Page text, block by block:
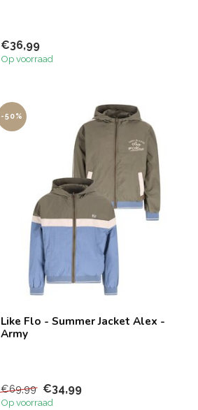
€36,99
Op voorraad
-50%
Like Flo - Summer Jacket Alex -
Army
€69,99 €34,99
Op voorraad